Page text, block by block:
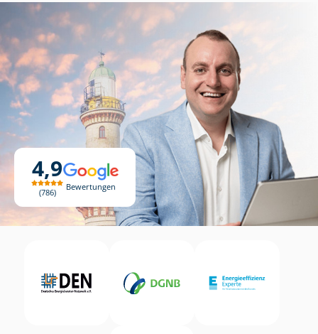
4,9
786
Bewertungen